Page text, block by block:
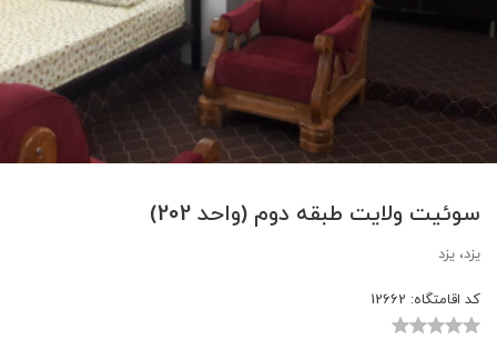
سوئیت ولایت طبقه دوم (واحد 202)
یزد، یزد
کد اقامتگاه: